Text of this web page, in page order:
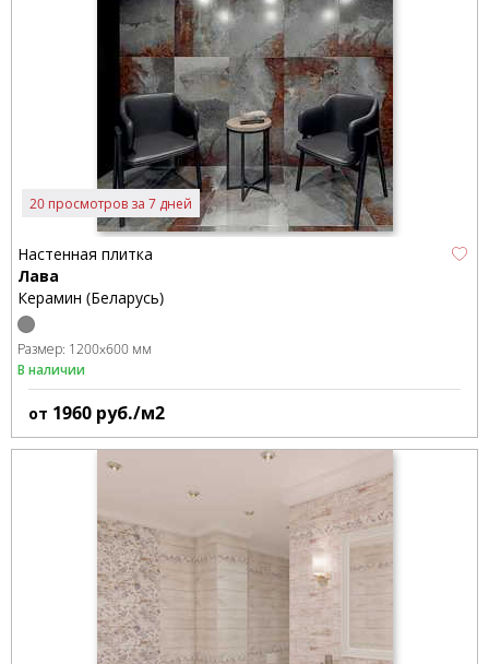
20 просмотров за 7 дней
Настенная плитка
Лава
Керамин (Беларусь)
Размер: 1200x600 мм
В наличии
от 1960 руб./м2